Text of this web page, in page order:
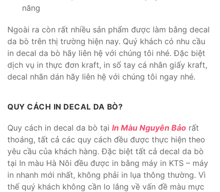
năng
Ngoài ra còn rất nhiều sản phẩm được làm bằng decal
da bò trên thị trường hiện nay. Quý khách có nhu cầu
in decal da bò hãy liên hệ với chúng tôi nhé. Đặc biệt
dịch vụ in thực đơn kraft, in số tay cá nhân giấy kraft,
decal nhãn dán hãy liên hệ với chúng tôi ngay nhé.
QUY CÁCH IN DECAL DA BÒ?
Quy cách in decal da bò tại In Màu Nguyên Bảo rất
thoáng, tất cả các quy cách đều được thực hiện theo
yêu cầu của khách hàng. Đặc biệt tất cả decal da bò
tại In màu Hà Nôi đều được in bằng máy in KTS – máy
in nhanh mới nhất, không phải in lụa thông thường. Vì
thế quý khách không cần lo lắng về vấn đề màu mực